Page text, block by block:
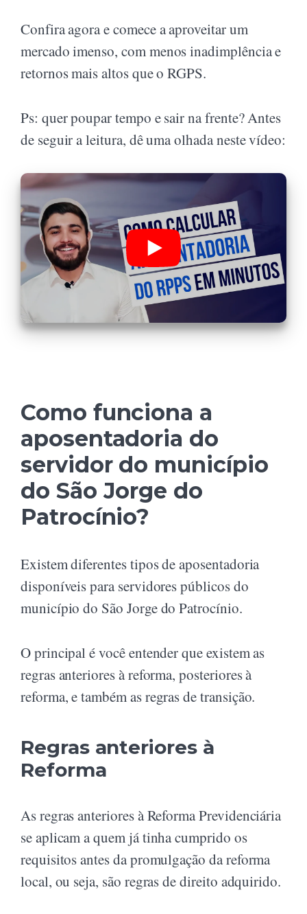
Confira agora e comece a aproveitar um
mercado imenso, com menos inadimplência e
retornos mais altos que o RGPS.
Ps: quer poupar tempo e sair na frente? Antes
de seguir a leitura, dê uma olhada neste vídeo:
Como funciona a
aposentadoria do
servidor do município
do São Jorge do
Patrocínio?
Existem diferentes tipos de aposentadoria
disponíveis para servidores públicos do
município do São Jorge do Patrocínio.
O principal é você entender que existem as
regras anteriores à reforma, posteriores à
reforma, e também as regras de transição.
Regras anteriores à
Reforma
As regras anteriores à Reforma Previdenciária
se aplicam a quem já tinha cumprido os
requisitos antes da promulgação da reforma
local, ou seja, são regras de direito adquirido.